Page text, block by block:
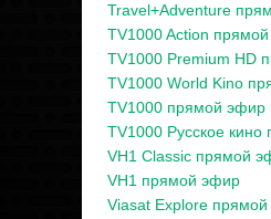
Travel+Adventure
TV1000 Action
TV1000 Premium HD
TV1000 World Kino
TV1000 прямой эфир
TV1000 Русское
VH1 Classic прямой
VH1 прямой эфир
Viasat Explore